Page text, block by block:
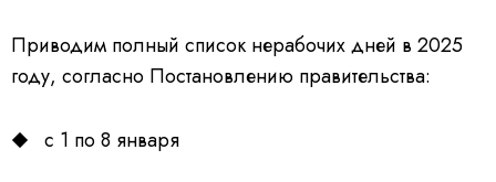
Приводим полный список нерабочих дней в 2025
году, согласно Постановлению правительства:
с 1 по 8 января